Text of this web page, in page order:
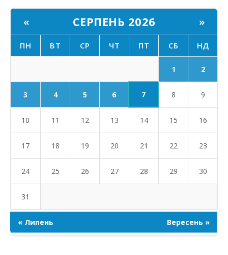
« СЕРПЕНЬ 2026 »
ПН ВТ СР ЧТ ПТ СБ НД
1 2
3 4 5 6 7 8 9
10 11 12 13 14 15 16
17 18 19 20 21 22 23
24 25 26 27 28 29 30
31
« Липень Вересень »